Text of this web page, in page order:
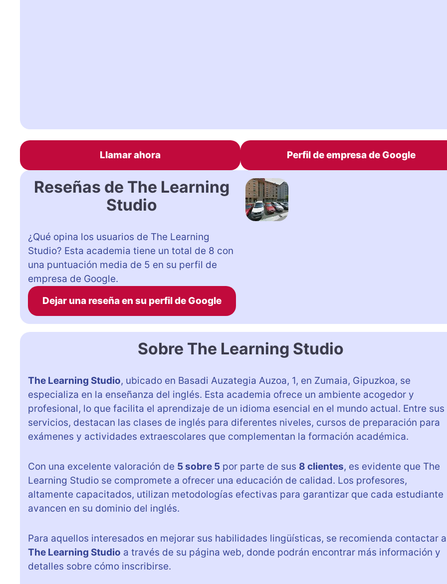
Llamar ahora Perfil de empresa de Google
Reseñas de The Learning
Studio
¿Qué opina los usuarios de The Learning
Studio? Esta academia tiene un total de 8 con
una puntuación media de 5 en su perfil de
empresa de Google.
Dejar una reseña en su perfil de Google
Sobre The Learning Studio
The Learning Studio, ubicado en Basadi Auzategia Auzoa, 1, en Zumaia, Gipuzkoa, se
especializa en la enseñanza del inglés. Esta academia ofrece un ambiente acogedor y
profesional, lo que facilita el aprendizaje de un idioma esencial en el mundo actual. Entre sus
servicios, destacan las clases de inglés para diferentes niveles, cursos de preparación para
exámenes y actividades extraescolares que complementan la formación académica.
Con una excelente valoración de 5 sobre 5 por parte de sus 8 clientes, es evidente que The
Learning Studio se compromete a ofrecer una educación de calidad. Los profesores,
altamente capacitados, utilizan metodologías efectivas para garantizar que cada estudiante
avancen en su dominio del inglés.
Para aquellos interesados en mejorar sus habilidades lingüísticas, se recomienda contactar a
The Learning Studio a través de su página web, donde podrán encontrar más información y
detalles sobre cómo inscribirse.